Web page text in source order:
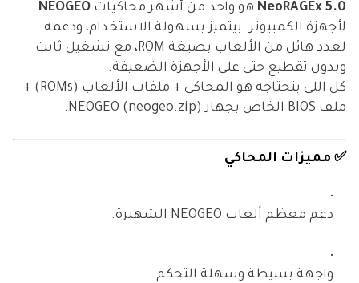
NeoRAGEx 5.0 هو واحد من أشهر محاكيات NEOGEO
لأجهزة الكمبيوتر. بيتميز بسهولة الاستخدام، ودعمه
لعدد هائل من الألعاب بصيغة ROM، مع تشغيل ثابت
وبدون تقطيع حتى على الأجهزة الضعيفة.
كل اللي بتحتاجه هو المحاكي + ملفات الألعاب (ROMs) +
ملف BIOS الخاص بجهاز NEOGEO (neogeo.zip).
✅ مميزات المحاكي
دعم معظم ألعاب NEOGEO الشهيرة.
واجهة بسيطة وسهلة التحكم.